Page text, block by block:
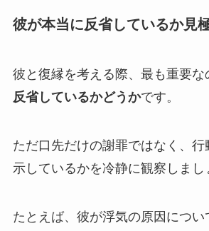
彼が本当に反省しているか見
彼と復縁を考える際、最も重要な
反省しているかどうかです。
ただ口先だけの謝罪ではなく、行
示しているかを冷静に観察しまし
たとえば、彼が浮気の原因につい